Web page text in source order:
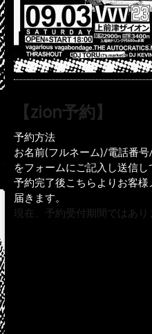
【zion予約】
予約方法
お名前(フルネーム)/電話番
をフォームにご記入し送信し
予約完了後こちらよりお客
届きます。
現在、予約受付期間ではあり